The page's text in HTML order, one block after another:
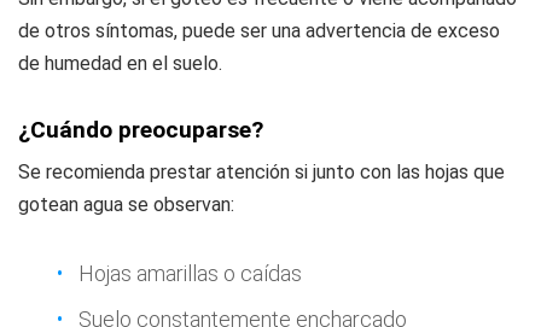
de otros síntomas, puede ser una advertencia de exceso
de humedad en el suelo.
¿Cuándo preocuparse?
Se recomienda prestar atención si junto con las hojas que
gotean agua se observan:
Hojas amarillas o caídas
Suelo constantemente encharcado